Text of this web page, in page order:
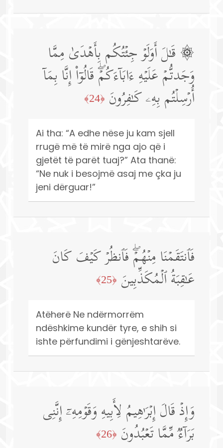
۞ قَـٰلَ أَوَلَوۡ جِئۡتُكُم بِأَهۡدَىٰ مِمَّا
وَجَدتُّمۡ عَلَیۡهِ ءَابَاۤءَكُمۡۖ قَالُوۤا۟ إِنَّا بِمَاۤ
أُرۡسِلۡتُم بِهِۦ كَـٰفِرُونَ ﴿24﴾
Ai tha: “A edhe nëse ju kam sjell
rrugë më të mirë nga ajo që i
gjetët të parët tuaj?” Ata thanë:
“Ne nuk i besojmë asaj me çka ju
jeni dërguar!”
فَٱنتَقَمۡنَا مِنۡهُمۡۖ فَٱنظُرۡ كَیۡفَ كَانَ
عَـٰقِبَةُ ٱلۡمُكَذِّبِینَ ﴿25﴾
Atëherë Ne ndërmorrëm
ndëshkime kundër tyre, e shih si
ishte përfundimi i gënjeshtarëve.
وَإِذۡ قَالَ إِبۡرَ ٰ⁠هِیمُ لِأَبِیهِ وَقَوۡمِهِۦۤ إِنَّنِی
بَرَاۤءࣱ مِّمَّا تَعۡبُدُونَ ﴿26﴾